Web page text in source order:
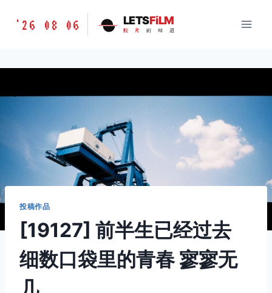
胶
味
LETSFILM
'26 08 06 LETSFiLM
胶 片 的 味 道
投稿作品
[19127] 前半生已经过去
细数口袋里的青春 寥寥无
几